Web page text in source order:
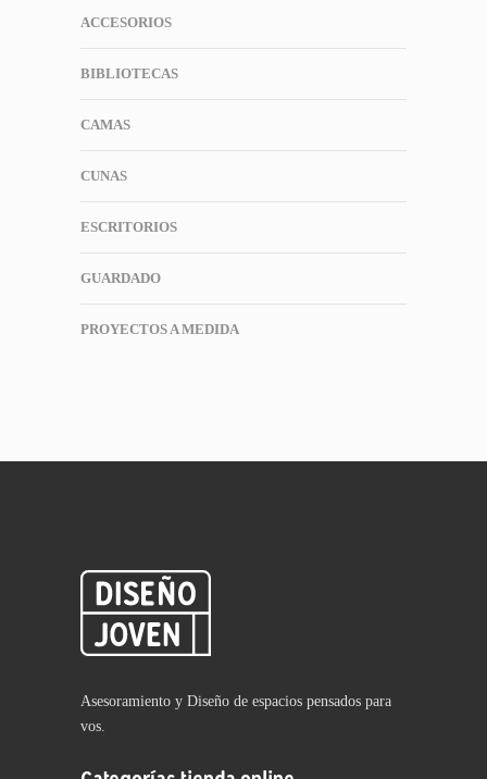
ACCESORIOS
BIBLIOTECAS
CAMAS
CUNAS
ESCRITORIOS
GUARDADO
PROYECTOS A MEDIDA
Asesoramiento y Diseño de espacios pensados para
vos.